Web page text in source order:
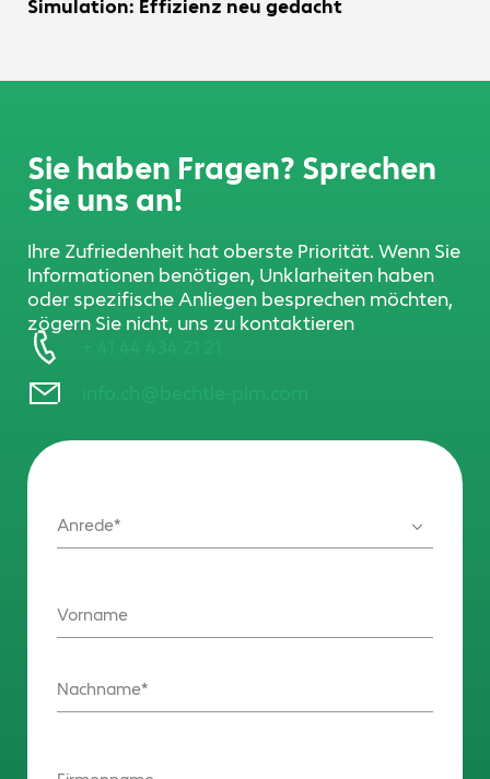
Simulation: Effizienz neu gedacht
Sie haben Fragen? Sprechen
Sie uns an!
Ihre Zufriedenheit hat oberste Priorität. Wenn Sie
Informationen benötigen, Unklarheiten haben
oder spezifische Anliegen besprechen möchten,
zögern Sie nicht, uns zu kontaktieren
Anrede
Vorname
Nachname